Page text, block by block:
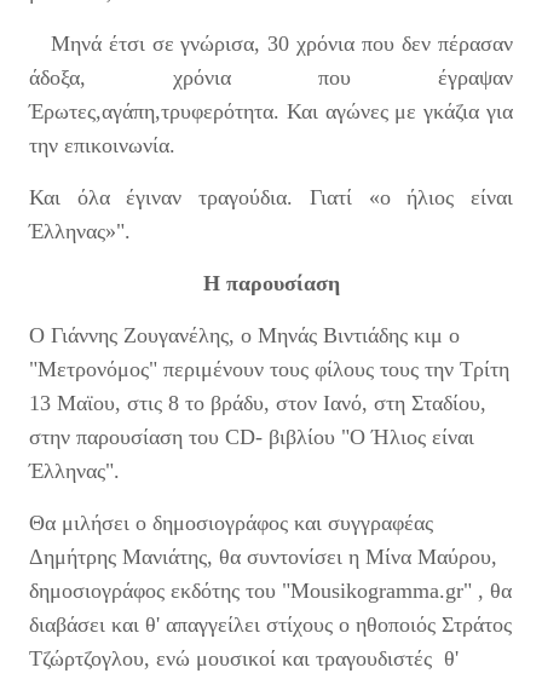
Μηνά έτσι σε γνώρισα, 30 χρόνια που δεν πέρασαν
άδοξα, χρόνια που έγραψαν
Έρωτες,αγάπη,τρυφερότητα. Και αγώνες με γκάζια για
την επικοινωνία.
Και όλα έγιναν τραγούδια. Γιατί «ο ήλιος είναι
Έλληνας»".
Η παρουσίαση
Ο Γιάννης Ζουγανέλης, ο Μηνάς Βιντιάδης κιμ ο
"Μετρονόμος" περιμένουν τους φίλους τους την Τρίτη
13 Μαϊου, στις 8 το βράδυ, στον Ιανό, στη Σταδίου,
στην παρουσίαση του CD- βιβλίου "Ο Ήλιος είναι
Έλληνας".
Θα μιλήσει ο δημοσιογράφος και συγγραφέας
Δημήτρης Μανιάτης, θα συντονίσει η Μίνα Μαύρου,
δημοσιογράφος εκδότης του "Mousikogramma.gr" , θα
διαβάσει και θ' απαγγείλει στίχους ο ηθοποιός Στράτος
Τζώρτζογλου, ενώ μουσικοί και τραγουδιστές θ'